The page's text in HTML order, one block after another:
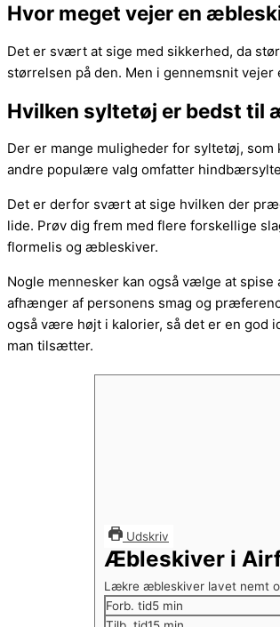
Hvor meget vejer en
Det er svært at sige med sikkerhed, da
størrelsen på den. Men i gennemsnit
Hvilken syltetøj er bedst til
Der er mange muligheder for syltetøj,
andre populære valg omfatter
Det er derfor svært at sige hvilken der
lide. Prøv dig frem med flere forskellige
flormelis og æbleskiver.
Nogle mennesker kan også vælge at
afhænger af personens smag og
også være højt i kalorier, så det er en
man tilsætter.
Udskriv
Æbleskiver i
Lækre æbleskiver lavet nemt
Forb. tid5minutter
min